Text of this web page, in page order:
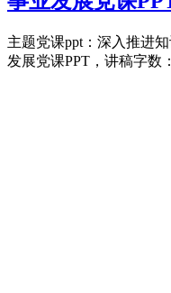
主题党课ppt：深入推进
发展党课PPT，讲稿字数